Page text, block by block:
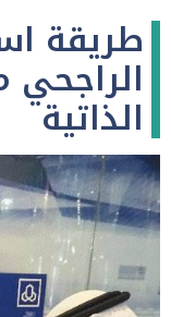
طريقة
الذاتية